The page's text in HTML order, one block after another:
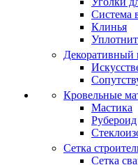
Система
Клинья
Декоративный
Кровельные
Мастика
Рубероид
Сетка
Сетка